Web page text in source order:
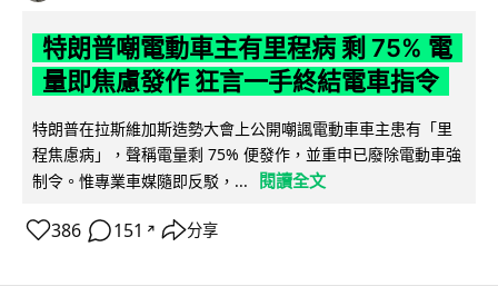
特朗普嘲電動車主有里程病 剩 75% 電
量即焦慮發作 狂言一手終結電車指令
特朗普在拉斯維加斯造勢大會上公開嘲諷電動車車主患有「里
程焦慮病」，聲稱電量剩 75% 便發作，並重申已廢除電動車強
制令。惟專業車媒隨即反駁，...
閱讀全文
386 151 ↗ 分享